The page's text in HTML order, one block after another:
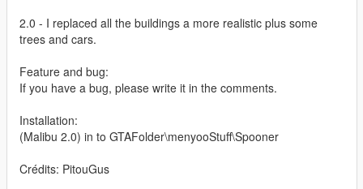
2.0 - I replaced all the buildings a more realistic plus some
trees and cars.
Feature and bug:
If you have a bug, please write it in the comments.
Installation:
(Malibu 2.0) in to GTAFolder\menyooStuff\Spooner
Crédits: PitouGus